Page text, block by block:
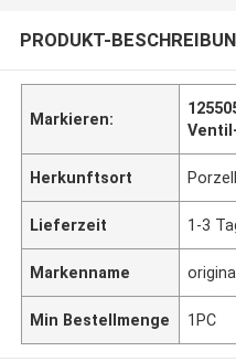
PRODUKT-
Markieren:
Herkunftsort
Lieferzeit 1-3
Markenname
Min Bestellmenge 1PC